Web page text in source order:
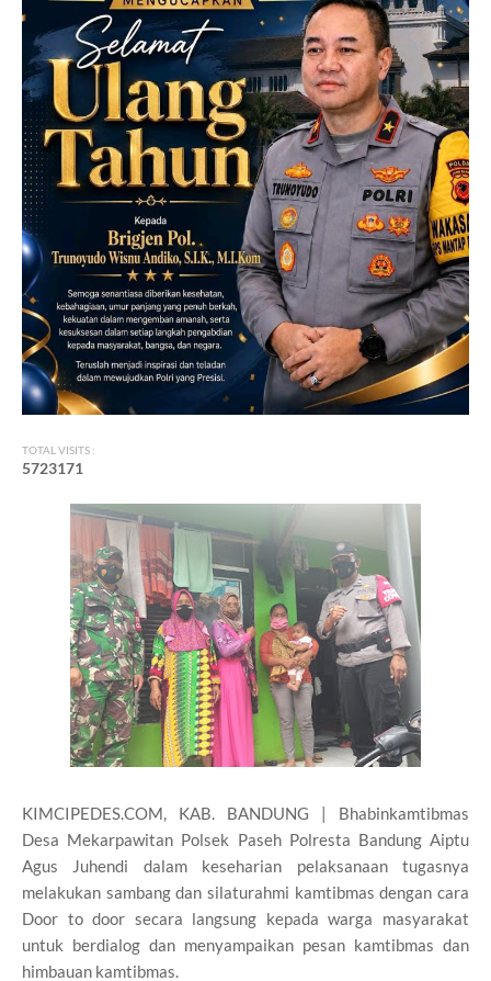
TOTAL VISITS :
5723171
KIMCIPEDES.COM, KAB. BANDUNG | Bhabinkamtibmas
Desa Mekarpawitan Polsek Paseh Polresta Bandung Aiptu
Agus Juhendi dalam keseharian pelaksanaan tugasnya
melakukan sambang dan silaturahmi kamtibmas dengan cara
Door to door secara langsung kepada warga masyarakat
untuk berdialog dan menyampaikan pesan kamtibmas dan
himbauan kamtibmas.